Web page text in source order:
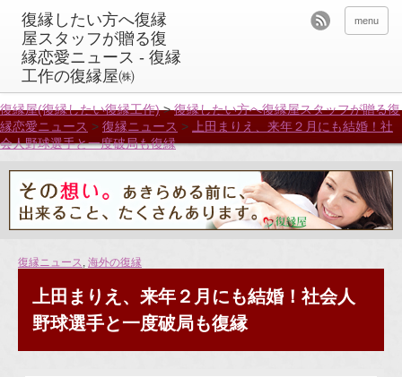
menu
復縁屋(復縁したい復縁工作)>復縁したい方へ復縁屋スタッフが贈る復
縁恋愛ニュース > 復縁ニュース > 上田まりえ、来年２月にも結婚！社
会人野球選手と一度破局も復縁
復縁ニュース 海外の復縁
上田まりえ、来年２月にも結婚！社会人
野球選手と一度破局も復縁